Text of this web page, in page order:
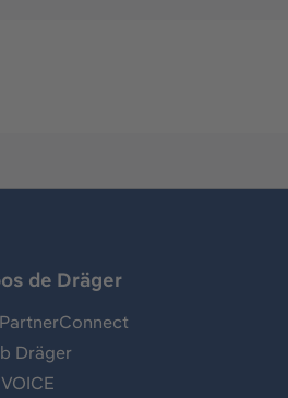
de Dräger
Dräger